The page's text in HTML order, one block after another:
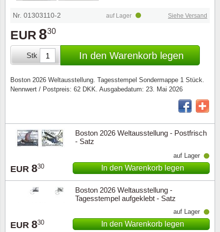
Nr. 01303110-2
EUR 830
Siehe Versand
auf Lager
Stk In den Warenkorb legen
Boston 2026 Weltausstellung. Tagesstempel Sondermappe 1 Stück.
Nennwert / Postpreis: 62 DKK. Ausgabedatum: 23. Mai 2026
Boston 2026 Weltausstellung - Postfrisch
- Satz
EUR 830
auf Lager
In den Warenkorb legen
Boston 2026 Weltausstellung -
Tagesstempel aufgeklebt - Satz
EUR 830
auf Lager
In den Warenkorb legen
Markenheftchen
Sondermappen
Weihnachtsaufhänger
Pinzette
Anderes Zubehör